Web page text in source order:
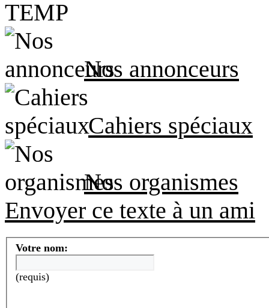
Nos annonceurs
Cahiers spéciaux
Nos organismes
Envoyer ce texte à un ami
Votre nom:
(requis)